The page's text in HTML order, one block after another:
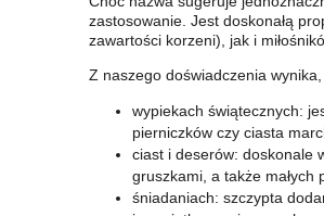
zastosowanie. Jest doskonałą
zawartości korzeni), jak i
Z naszego doświadczenia
wypiekach świątecznych:
pierniczków czy ciasta
ciast i deserów: doskonale
gruszkami, a także małych
śniadaniach: szczypta